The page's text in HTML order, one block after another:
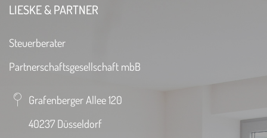
LIESKE & PARTNER
Steuerberater
Partnerschaftsgesellschaft mbB
Grafenberger Allee 120
40237 Düsseldorf